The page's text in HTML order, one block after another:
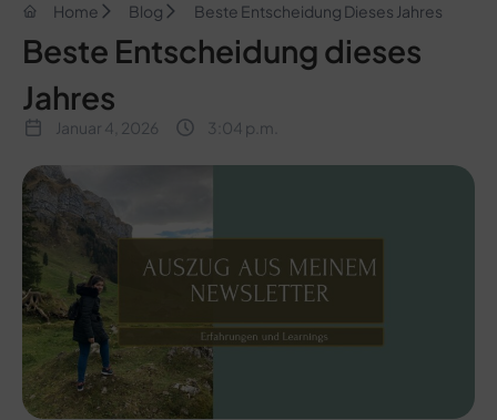
Home Blog Beste Entscheidung Dieses Jahres
Beste Entscheidung dieses
Jahres
Januar 4, 2026 3:04 p.m.